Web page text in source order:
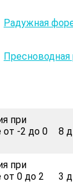
Радужная
при
от -2 до 0
8
при
от 0 до 2
3